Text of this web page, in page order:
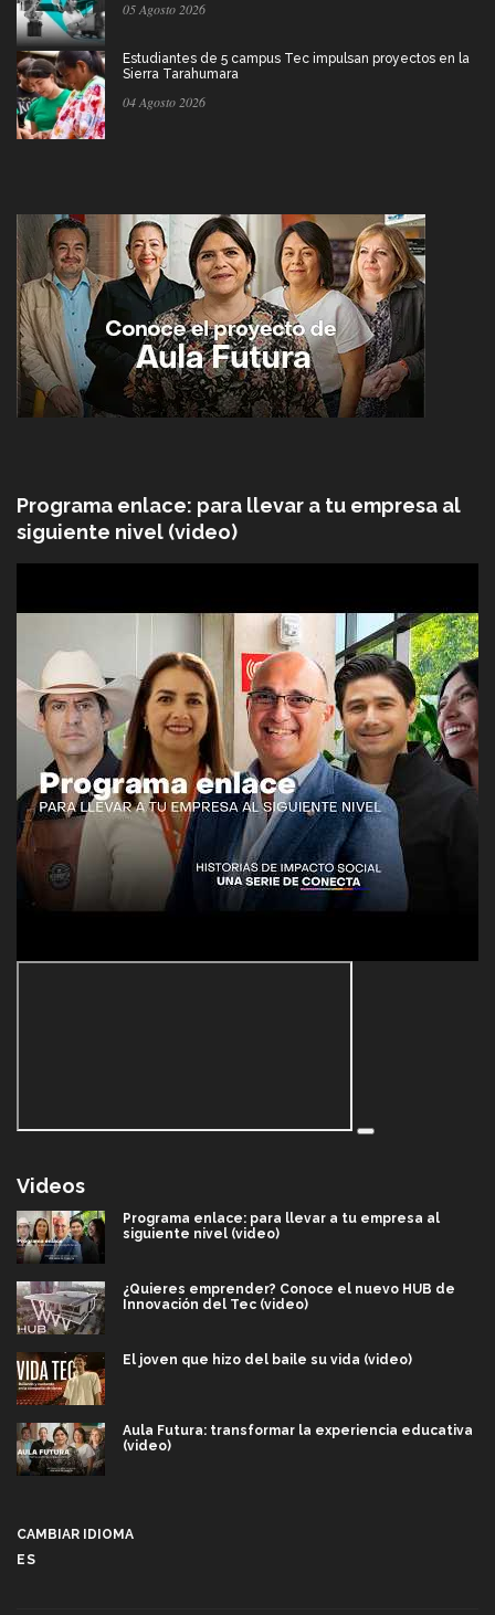
05 Agosto 2026
Estudiantes de 5 campus Tec impulsan proyectos en la
Sierra Tarahumara
04 Agosto 2026
Programa enlace: para llevar a tu empresa al
siguiente nivel (video)
Videos
Programa enlace: para llevar a tu empresa al
siguiente nivel (video)
¿Quieres emprender? Conoce el nuevo HUB de
Innovación del Tec (video)
El joven que hizo del baile su vida (video)
Aula Futura: transformar la experiencia educativa
(video)
CAMBIAR IDIOMA
ES